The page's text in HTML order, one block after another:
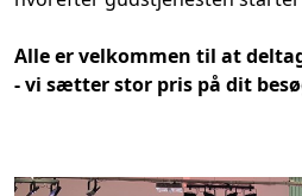
Alle er velkommen til at
- vi sætter stor pris på dit